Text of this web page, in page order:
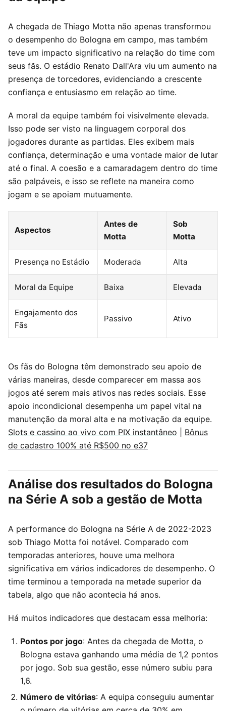
A chegada de Thiago Motta não apenas transformou
o desempenho do Bologna em campo, mas também
teve um impacto significativo na relação do time com
seus fãs. O estádio Renato Dall'Ara viu um aumento na
presença de torcedores, evidenciando a crescente
confiança e entusiasmo em relação ao time.
A moral da equipe também foi visivelmente elevada.
Isso pode ser visto na linguagem corporal dos
jogadores durante as partidas. Eles exibem mais
confiança, determinação e uma vontade maior de lutar
até o final. A coesão e a camaradagem dentro do time
são palpáveis, e isso se reflete na maneira como
jogam e se apoiam mutuamente.
Aspectos
Antes de
Motta
Sob
Motta
Presença no Estádio Moderada Alta
Moral da Equipe Baixa Elevada
Engajamento dos
Fãs
Passivo Ativo
Os fãs do Bologna têm demonstrado seu apoio de
várias maneiras, desde comparecer em massa aos
jogos até serem mais ativos nas redes sociais. Esse
apoio incondicional desempenha um papel vital na
manutenção da moral alta e na motivação da equipe.
Slots e cassino ao vivo com PIX instantâneo
Bônus
de cadastro 100% até R$500 no e37
Análise dos resultados do Bologna
na Série A sob a gestão de Motta
A performance do Bologna na Série A de 2022-2023
sob Thiago Motta foi notável. Comparado com
temporadas anteriores, houve uma melhora
significativa em vários indicadores de desempenho. O
time terminou a temporada na metade superior da
tabela, algo que não acontecia há anos.
Há muitos indicadores que destacam essa melhoria:
Pontos por jogo: Antes da chegada de Motta, o
Bologna estava ganhando uma média de 1,2 pontos
por jogo. Sob sua gestão, esse número subiu para
1,6.
Número de vitórias: A equipa conseguiu aumentar